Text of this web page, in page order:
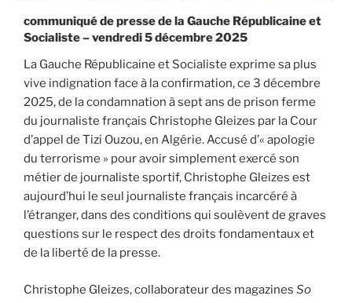
communiqué de presse de la Gauche Républicaine et
Socialiste – vendredi 5 décembre 2025
La Gauche Républicaine et Socialiste exprime sa plus
vive indignation face à la confirmation, ce 3 décembre
2025, de la condamnation à sept ans de prison ferme
du journaliste français Christophe Gleizes par la Cour
d’appel de Tizi Ouzou, en Algérie. Accusé d’« apologie
du terrorisme » pour avoir simplement exercé son
métier de journaliste sportif, Christophe Gleizes est
aujourd’hui le seul journaliste français incarcéré à
l’étranger, dans des conditions qui soulèvent de graves
questions sur le respect des droits fondamentaux et
de la liberté de la presse.
Christophe Gleizes, collaborateur des magazines So